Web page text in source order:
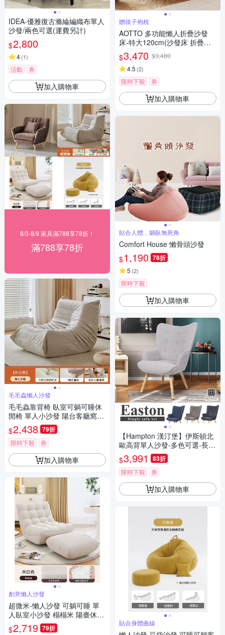
IDEA-優雅復古滌綸編織布單人
沙發/兩色可選(運費另計)
$2,800
4(1)
活動 券
加入購物車
8/3-8/9 家具滿788享78折！
滿788享78折
毛毛蟲懶人沙發
毛毛蟲靠背椅 臥室可躺可睡休
閒椅 單人小沙發 陽台客廳窩窩
椅 懶人沙發 休憩窩窩椅
$2,438 79折
限時下殺 券
加入購物車
創意懶人沙發
超微米-懶人沙發 可躺可睡 單
人臥室小沙發 榻榻米 陽臺休閑
椅 休憩豆袋沙發 腳踏款
$2,719 79折
贈毯子抱枕
AOTTO 多功能懶人折疊沙發
床-特大120cm(沙發床 折疊床
沙發 單人床)
$3,470 $3,480
4.5 (2)
限時下殺 券
加入購物車
貼合人體，躺臥無死角
Comfort House 懶骨頭沙發
$1,190 78折
5 (2)
限時下殺
加入購物車
【Hampton 漢汀堡】伊斯頓北
歐高背單人沙發-多色可選-長68
x寬75x高98cm
$3,991 83折
限時下殺 券
加入購物車
貼合身體曲線